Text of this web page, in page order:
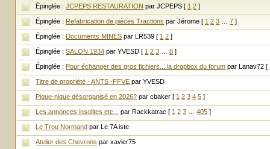
Épinglée : JCPEPS RESTAURATION par JCPEPS [ 1 2 ]
Épinglée : Refabrication de pièces Tractions par Jérome [ 1 2 3 7 ]
Épinglée : Documents MINES par LR539 [ 1 2 ]
Épinglée : SALON 1934 par YVESD [ 1 2 3 8 ]
Épinglée : Pour échanger des gros fichiers... la dropbox du forum par Lanav72 [
Titre de propriété - ANTS -FFVE par YVESD
Pique-nique désorganisé en 2026? par cbaker [ 1 2 3 4 5 ]
Les annonces insolites etc... par Rackkatrac [ 1 2 3 405 ]
Le Trou Normand par Le 7A iste
Atelier des Chevrons par xavier75